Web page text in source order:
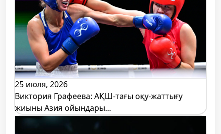
25 июля, 2026
Виктория Графеева: АҚШ-тағы оқу-жаттығу
жиыны Азия ойындары...